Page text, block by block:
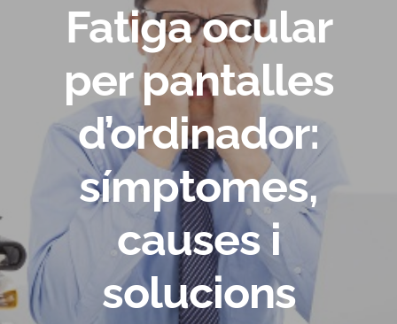
Fatiga ocular
per pantalles
d’ordinador:
símptomes,
causes i
solucions